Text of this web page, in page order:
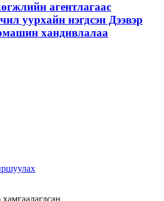
агентлагаас
уурхайн нэгдсэн Дээвэр
хандивлалаа